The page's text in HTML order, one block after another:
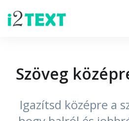
Szöveg
Igazítsd középre a